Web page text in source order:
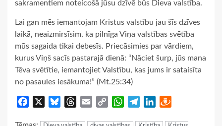
sakramentiem noteicošā jūsu dzīvē būs Dieva valstība.
Lai gan mēs iemantojam Kristus valstību jau šīs dzīves
laikā, neaizmirsīsim, ka pilnīga Viņa valstības svētība
mūs sagaida tikai debesīs. Priecāsimies par vārdiem,
kurus Viņš sacīs pastarajā dienā: “Nāciet šurp, jūs mana
Tēva svētītie, iemantojiet Valstību, kas jums ir sataisīta
no pasaules iesākuma!” (Mt.25:34)
Facebook BlueskyThreads
Email
Copy
WhatsApp
TelegramLinkedIn